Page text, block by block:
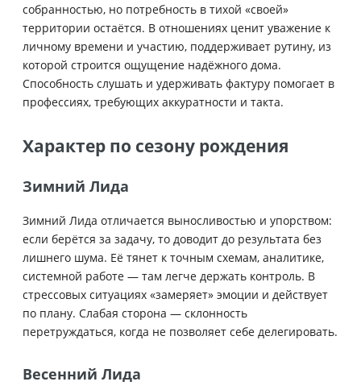
собранностью, но потребность в тихой «своей»
территории остаётся. В отношениях ценит уважение к
личному времени и участию, поддерживает рутину, из
которой строится ощущение надёжного дома.
Способность слушать и удерживать фактуру помогает в
профессиях, требующих аккуратности и такта.
Характер по сезону рождения
Зимний Лида
Зимний Лида отличается выносливостью и упорством:
если берётся за задачу, то доводит до результата без
лишнего шума. Её тянет к точным схемам, аналитике,
системной работе — там легче держать контроль. В
стрессовых ситуациях «замеряет» эмоции и действует
по плану. Слабая сторона — склонность
перетруждаться, когда не позволяет себе делегировать.
Весенний Лида